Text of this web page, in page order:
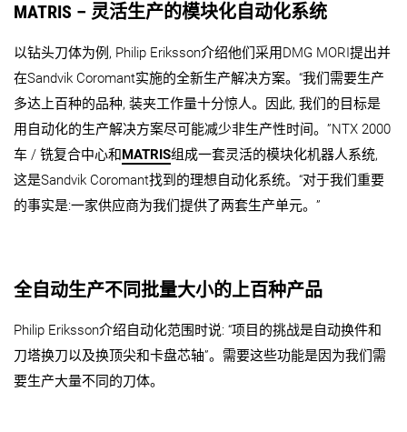
MATRIS – 灵活生产的模块化自动化系统
以钻头刀体为例, Philip Eriksson介绍他们采用DMG MORI提出并
在Sandvik Coromant实施的全新生产解决方案。“我们需要生产
多达上百种的品种, 装夹工作量十分惊人。因此, 我们的目标是
用自动化的生产解决方案尽可能减少非生产性时间。”NTX 2000
车 / 铣复合中心和MATRIS组成一套灵活的模块化机器人系统,
这是Sandvik Coromant找到的理想自动化系统。“对于我们重要
的事实是:一家供应商为我们提供了两套生产单元。”
全自动生产不同批量大小的上百种产品
Philip Eriksson介绍自动化范围时说: “项目的挑战是自动换件和
刀塔换刀以及换顶尖和卡盘芯轴”。需要这些功能是因为我们需
要生产大量不同的刀体。